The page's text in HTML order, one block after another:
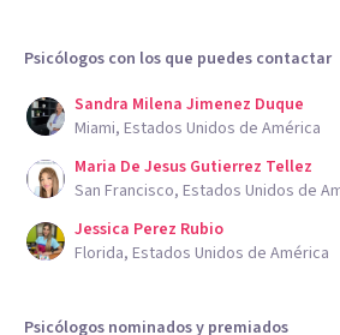
Psicólogos con los que puedes contactar
Sandra Milena Jimenez Duque
Miami, Estados Unidos de América
Maria De Jesus Gutierrez Tellez
San Francisco, Estados Unidos de
Jessica Perez Rubio
Florida, Estados Unidos de América
Psicólogos nominados y premiados